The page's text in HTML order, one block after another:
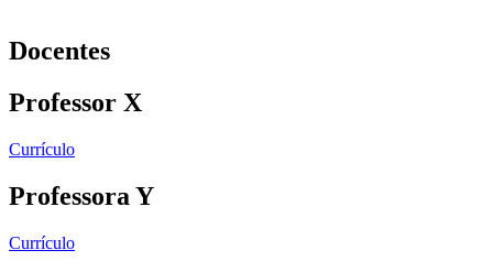
Docentes
Professor X
Currículo
Professora Y
Currículo